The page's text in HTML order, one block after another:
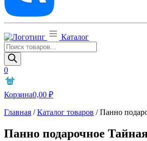
Каталог
Поиск
товаров
0
Корзина0,00 ₽
Главная /Каталог товаров /Панно
Панно подарочное